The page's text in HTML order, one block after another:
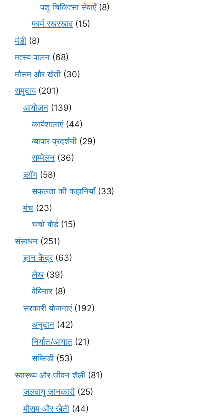
पशु चिकित्सा सेवाएँ(8)
फार्म रखरखाव(15)
मंडी (8)
मत्स्य पालन (68)
मौसम और खेती (30)
समुदाय(201)
आयोजन (139)
कार्यशालाएं(44)
व्यापार प्रदर्शनी (29)
सम्मेलन (36)
ब्लॉग (58)
सफलता की कहानियाँ(33)
मंच (23)
चर्चा बोर्ड(15)
संसाधन (251)
ज्ञान केंद्र(63)
लेख(39)
वेबिनार(8)
सरकारी योजनाएं(192)
अनुदान (42)
निर्यात/आयात (21)
सब्सिडी (53)
स्वास्थ्य और जीवन शैली (81)
जलवायु जानकारी (25)
मौसम और खेती (44)